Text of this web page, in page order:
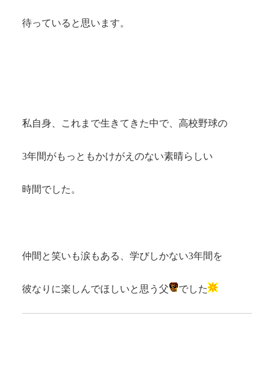
待っていると思います。
私自身、これまで生きてきた中で、高校野球の
3年間がもっともかけがえのない素晴らしい
時間でした。
仲間と笑いも涙もある、学びしかない3年間を
彼なりに楽しんでほしいと思う父 でした